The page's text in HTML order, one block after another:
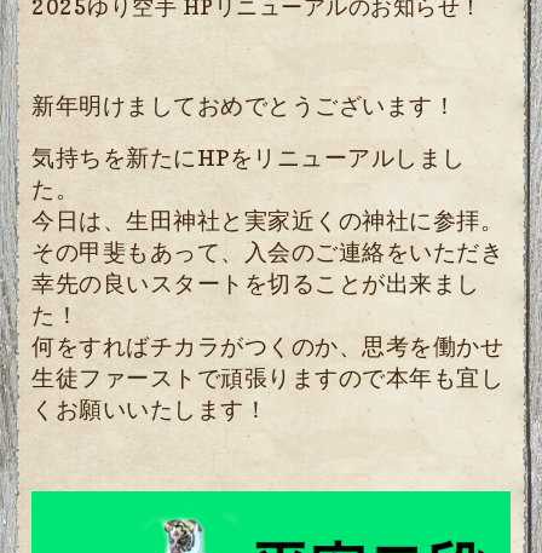
2025ゆり空手 HPリニューアルのお知らせ！
新年明けましておめでとうございます！
気持ちを新たにHPをリニューアルしまし
た。
今日は、生田神社と実家近くの神社に参拝。
その甲斐もあって、入会のご連絡をいただき
幸先の良いスタートを切ることが出来まし
た！
何をすればチカラがつくのか、思考を働かせ
生徒ファーストで頑張りますので本年も宜し
くお願いいたします！